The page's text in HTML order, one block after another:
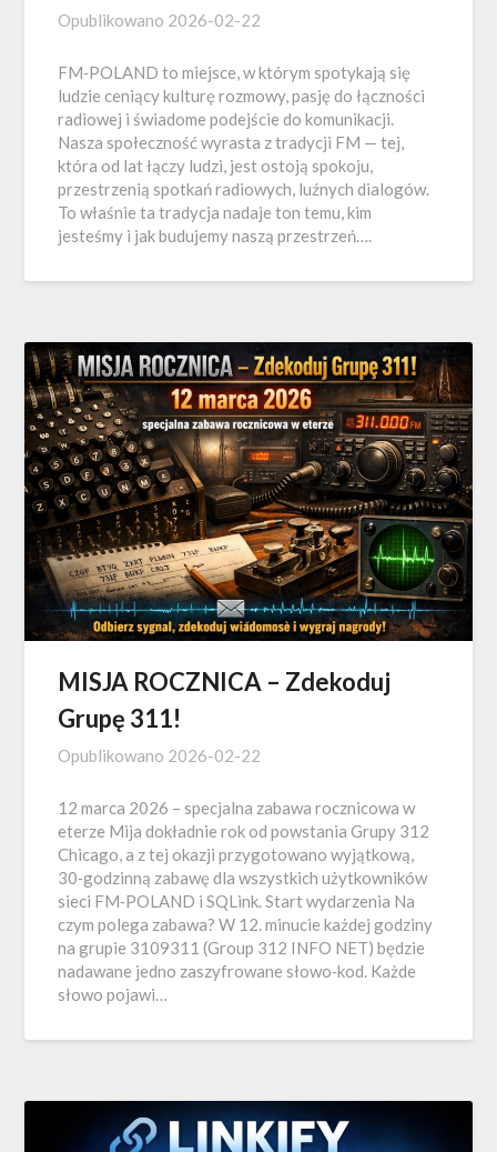
Opublikowano 2026-02-22
FM‑POLAND to miejsce, w którym spotykają się
ludzie ceniący kulturę rozmowy, pasję do łączności
radiowej i świadome podejście do komunikacji.
Nasza społeczność wyrasta z tradycji FM — tej,
która od lat łączy ludzi, jest ostoją spokoju,
przestrzenią spotkań radiowych, luźnych dialogów.
To właśnie ta tradycja nadaje ton temu, kim
jesteśmy i jak budujemy naszą przestrzeń….
MISJA ROCZNICA – Zdekoduj
Grupę 311!
Opublikowano 2026-02-22
12 marca 2026 – specjalna zabawa rocznicowa w
eterze Mija dokładnie rok od powstania Grupy 312
Chicago, a z tej okazji przygotowano wyjątkową,
30‑godzinną zabawę dla wszystkich użytkowników
sieci FM‑POLAND i SQLink. Start wydarzenia Na
czym polega zabawa? W 12. minucie każdej godziny
na grupie 3109311 (Group 312 INFO NET) będzie
nadawane jedno zaszyfrowane słowo‑kod. Każde
słowo pojawi…